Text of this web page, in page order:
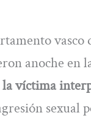
vasco
anoche en
la víctima
sexual